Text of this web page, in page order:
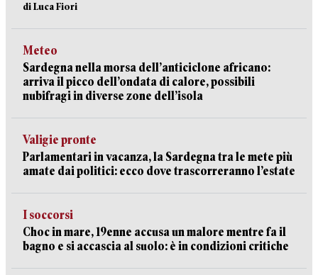
di Luca Fiori
Meteo
Sardegna nella morsa dell’anticiclone africano:
arriva il picco dell’ondata di calore, possibili
nubifragi in diverse zone dell’isola
Valigie pronte
Parlamentari in vacanza, la Sardegna tra le mete più
amate dai politici: ecco dove trascorreranno l’estate
I soccorsi
Choc in mare, 19enne accusa un malore mentre fa il
bagno e si accascia al suolo: è in condizioni critiche